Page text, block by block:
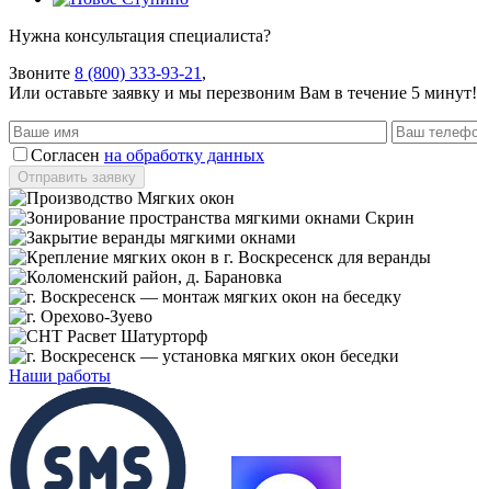
Нужна консультация специалиста?
Звоните 8 (800) 333-93-21 ,
Или оставьте заявку и мы перезвоним Вам в течение 5 минут!
Согласен на обработку данных
Наши работы